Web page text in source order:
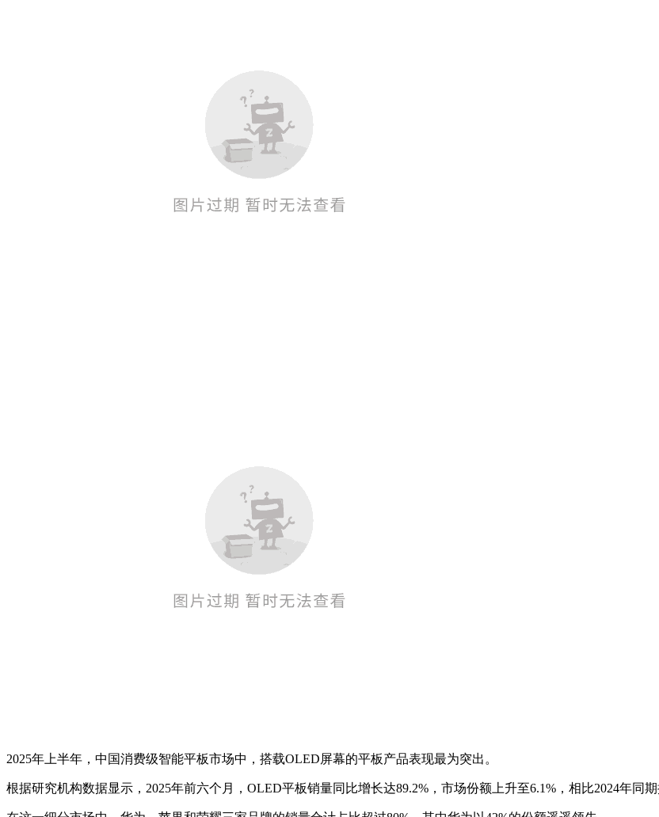
2025年上半年，中国消费级智能平板市场中，搭载OLED屏幕的平板产品表现最为突出。
根据研究机构数据显示，2025年前六个月，OLED平板销量同比增长达89.2%，市场份额上升至6.1%，相比2024年同期